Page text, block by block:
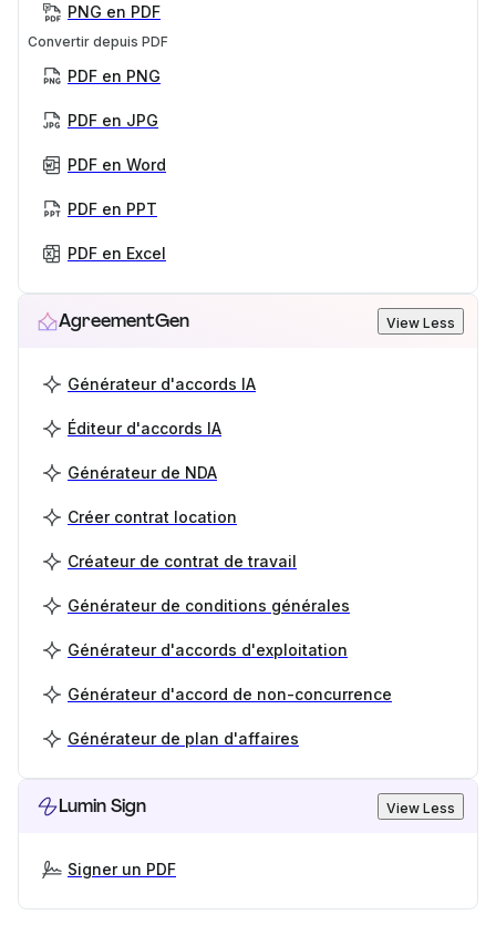
PNG en PDF
Convertir depuis PDF
PDF en PNG
PDF en JPG
PDF en Word
PDF en PPT
PDF en Excel
AgreementGen View Less
Générateur d'accords IA
Éditeur d'accords IA
Générateur de NDA
Créer contrat location
Créateur de contrat de travail
Générateur de conditions générales
Générateur d'accords d'exploitation
Générateur d'accord de non-concurrence
Générateur de plan d'affaires
Lumin Sign View Less
Signer un PDF